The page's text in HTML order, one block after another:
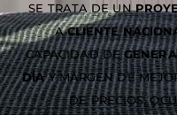
SE TRATA DE UN
ACLIENTE
CAPACIDAD DE
DÍAY MARGEN DE
DE PRECIOS,